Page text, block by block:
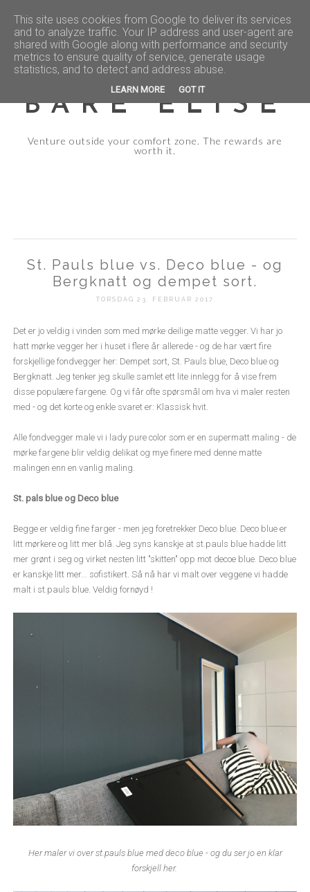
BARE ELISE
Venture outside your comfort zone. The rewards are
worth it.
St. Pauls blue vs. Deco blue - og
Bergknatt og dempet sort.
TORSDAG 23. FEBRUAR 2017
Det er jo veldig i vinden som med mørke deilige matte vegger. Vi har jo
hatt mørke vegger her i huset i flere år allerede - og de har vært fire
forskjellige fondvegger her: Dempet sort, St. Pauls blue, Deco blue og
Bergknatt. Jeg tenker jeg skulle samlet ett lite innlegg for å vise frem
disse populære fargene. Og vi får ofte spørsmål om hva vi maler resten
med - og det korte og enkle svaret er: Klassisk hvit.
Alle fondvegger male vi i lady pure color som er en supermatt maling - de
mørke fargene blir veldig delikat og mye finere med denne matte
malingen enn en vanlig maling.
St. pals blue og Deco blue
Begge er veldig fine farger - men jeg foretrekker Deco blue. Deco blue er
litt mørkere og litt mer blå. Jeg syns kanskje at st.pauls blue hadde litt
mer grønt i seg og virket nesten litt "skitten" opp mot decoe blue. Deco blue
er kanskje litt mer... sofistikert. Så nå har vi malt over veggene vi hadde
malt i st.pauls blue. Veldig fornøyd !
Her maler vi over st.pauls blue med deco blue - og du ser jo en klar
forskjell her.
This site uses cookies from Google to deliver its services
and to analyze traffic. Your IP address and user-agent are
shared with Google along with performance and security
metrics to ensure quality of service, generate usage
statistics, and to detect and address abuse.
LEARN MORE GOT IT